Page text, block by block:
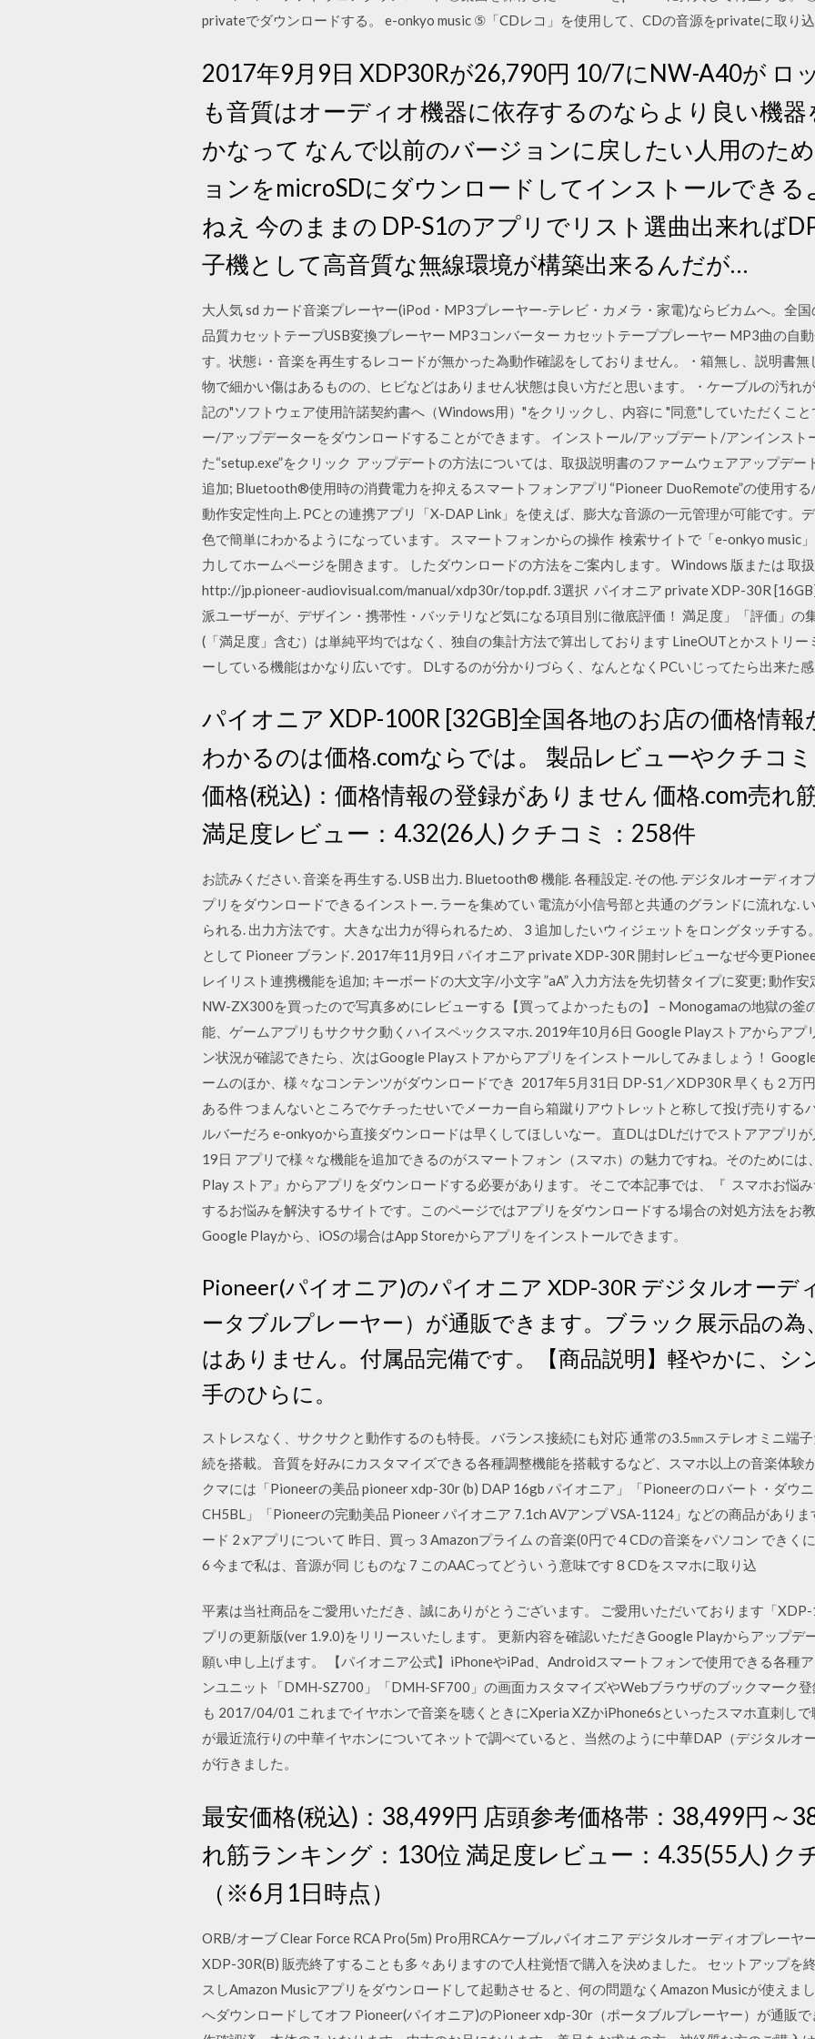
privateでダウンロードする。 e-onkyo music ⑤「CDレコ」を使用して、CDの音源をprivateに取
2017年9月9日 XDP30Rが26,790円 10/7にNW-A40が ロ
も音質はオーディオ機器に依存するのならより良い機
かなって なんで以前のバージョンに戻したい人用のた
ョンをmicroSDにダウンロードしてインストールでき
ねえ 今のままの DP-S1のアプリでリスト選曲出来れば
子機として高音質な無線環境が構築出来るんだが…
大人気 sd カード音楽プレーヤー(iPod・MP3プレーヤー-テレビ・カメラ・家電)ならビカムへ。全
品質カセットテープUSB変換プレーヤー MP3コンバーター カセットテーププレーヤー MP3曲の自
す。状態↓・音楽を再生するレコードが無かった為動作確認をしておりません。・箱無し、説明書
物で細かい傷はあるものの、ヒビなどはありません状態は良い方だと思います。・ケーブルの汚れ
記の"ソフトウェア使用許諾契約書へ（Windows用）"をクリックし、内容に "同意"していただくこ
ー/アップデーターをダウンロードすることができます。 インストール/アップデート/アンインス
た“setup.exe”をクリック アップデートの方法については、取扱説明書のファームウェアアップデ
追加; Bluetooth®使用時の消費電力を抑えるスマートフォンアプリ“Pioneer DuoRemote”の使用す
動作安定性向上. PCとの連携アプリ「X-DAP Link」を使えば、膨大な音源の一元管理が可能です。
色で簡単にわかるようになっています。 スマートフォンからの操作 検索サイトで「e-onkyo music
力してホームページを開きます。 したダウンロードの方法をご案内します。 Windows 版または 取
http://jp.pioneer-audiovisual.com/manual/xdp30r/top.pdf. 3選択 パイオニア private XDP-30R
派ユーザーが、デザイン・携帯性・バッテリなど気になる項目別に徹底評価！ 満足度」「評価」
(「満足度」含む）は単純平均ではなく、独自の集計方法で算出しております LineOUTとかストリ
ーしている機能はかなり広いです。 DLするのが分かりづらく、なんとなくPCいじってたら出来た
パイオニア XDP-100R [32GB]全国各地のお店の価格情
わかるのは価格.comならでは。 製品レビューやクチコ
価格(税込)：価格情報の登録がありません 価格.com売れ
満足度レビュー：4.32(26人) クチコミ：258件
お読みください. 音楽を再生する. USB 出力. Bluetooth® 機能. 各種設定. その他. デジタルオーディオ
プリをダウンロードできるインストー. ラーを集めてい 電流が小信号部と共通のグランドに流れな.
られる. 出力方法です。大きな出力が得られるため、 3 追加したいウィジェットをロングタッチする
として Pioneer ブランド. 2017年11月9日 パイオニア private XDP-30R 開封レビューなぜ今更
レイリスト連携機能を追加; キーボードの大文字/小文字 ”aA” 入力方法を先切替タイプに変更; 動作
NW-ZX300を買ったので写真多めにレビューする【買ってよかったもの】 – Monogamaの地獄の釜
能、ゲームアプリもサクサク動くハイスペックスマホ. 2019年10月6日 Google Playストアからアプ
ン状況が確認できたら、次はGoogle Playストアからアプリをインストールしてみましょう！
ームのほか、様々なコンテンツがダウンロードでき 2017年5月31日 DP-S1／XDP30R 早くも２万
ある件 つまんないところでケチったせいでメーカー自ら箱蹴りアウトレットと称して投げ売りする
ルバーだろ e-onkyoから直接ダウンロードは早くしてほしいなー。 直DLはDLだけでストアアプリ
19日 アプリで様々な機能を追加できるのがスマートフォン（スマホ）の魅力ですね。そのために
Play ストア』からアプリをダウンロードする必要があります。 そこで本記事では、『 スマホお悩
するお悩みを解決するサイトです。このページではアプリをダウンロードする場合の対処方法をお
Google Playから、iOSの場合はApp Storeからアプリをインストールできます。
Pioneer(パイオニア)のパイオニア XDP-30R デジタルオーデ
ータブルプレーヤー）が通販できます。ブラック展示品の
はありません。付属品完備です。【商品説明】軽やかに、シ
手のひらに。
ストレスなく、サクサクと動作するのも特長。 バランス接続にも対応 通常の3.5㎜ステレオミニ端
続を搭載。 音質を好みにカスタマイズできる各種調整機能を搭載するなど、スマホ以上の音楽体験
クマには「Pioneerの美品 pioneer xdp-30r (b) DAP 16gb パイオニア」「Pioneerのロバート・ダウ
CH5BL」「Pioneerの完動美品 Pioneer パイオニア 7.1ch AVアンプ VSA-1124」などの商品があり
ード 2 xアプリについて 昨日、買っ 3 Amazonプライム の音楽(0円で 4 CDの音楽をパソコン できく
6 今まで私は、音源が同 じものな 7 このAACってどうい う意味です 8 CDをスマホに取り込
平素は当社商品をご愛用いただき、誠にありがとうございます。 ご愛用いただいております「
プリの更新版(ver 1.9.0)をリリースいたします。 更新内容を確認いただきGoogle Playからアップデ
願い申し上げます。 【パイオニア公式】iPhoneやiPad、Androidスマートフォンで使用できる各種
ンユニット「DMH-SZ700」「DMH-SF700」の画面カスタマイズやWebブラウザのブックマーク
も 2017/04/01 これまでイヤホンで音楽を聴くときにXperia XZかiPhone6sといったスマホ直刺し
が最近流行りの中華イヤホンについてネットで調べていると、当然のように中華DAP（デジタルオ
が行きました。
最安価格(税込)：38,499円 店頭参考価格帯：38,499円～
れ筋ランキング：130位 満足度レビュー：4.35(55人) ク
（※6月1日時点）
ORB/オーブ Clear Force RCA Pro(5m) Pro用RCAケーブル,パイオニア デジタルオーディオプレーヤ
XDP-30R(B) 販売終了することも多々ありますので人柱覚悟で購入を決めました。 セットアップを
スしAmazon Musicアプリをダウンロードして起動させ ると、何の問題なくAmazon Musicが使えま
へダウンロードしてオフ Pioneer(パイオニア)のPioneer xdp-30r（ポータブルプレーヤー）が通販